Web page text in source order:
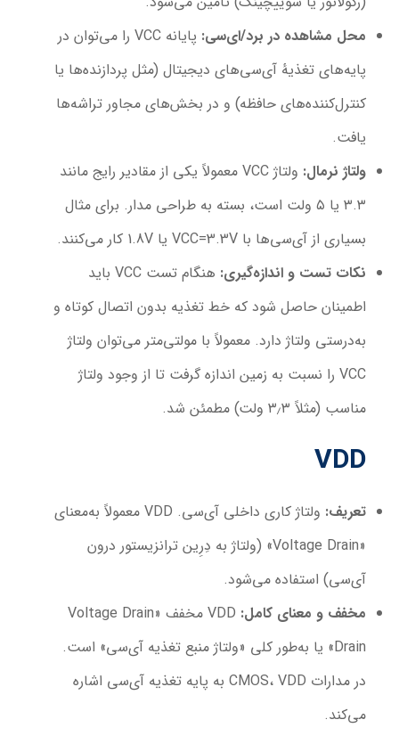
محل مشاهده در برد/ای‌سی:
پایانه VCC را می‌توان در
پایه‌های تغذیهٔ آی‌سی‌های دیجیتال (مثل پردازنده‌ها یا
کنترل‌کننده‌های حافظه) و در بخش‌های مجاور تراشه‌ها
یافت.
ولتاژ نرمال:
ولتاژ VCC معمولاً یکی از مقادیر رایج مانند
۳.۳ یا ۵ ولت است، بسته به طراحی مدار. برای مثال
بسیاری از آی‌سی‌ها با VCC=3.3V یا 1.8V کار می‌کنند.
نکات تست و اندازه‌گیری:
هنگام تست VCC باید
اطمینان حاصل شود که خط تغذیه بدون اتصال کوتاه و
به‌درستی ولتاژ دارد. معمولاً با مولتی‌متر می‌توان ولتاژ
VCC را نسبت به زمین اندازه گرفت تا از وجود ولتاژ
مناسب (مثلاً ۳٫۳ ولت) مطمئن شد.
VDD
تعریف:
ولتاژ کاری داخلی آی‌سی. VDD معمولاً به‌معنای
«Voltage Drain» (ولتاژ به دِرِین ترانزیستور درون
آی‌سی) استفاده می‌شود.
مخفف و معنای کامل:
VDD مخفف «Voltage Drain
Drain» یا به‌طور کلی «ولتاژ منبع تغذیه آی‌سی» است.
در مدارات CMOS، VDD به پایه تغذیه آی‌سی اشاره
می‌کند.